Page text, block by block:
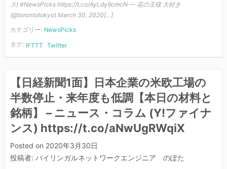
ス) #NewsPicks https://t.co/AyLdy9cmcN — 花の王様 大好き
(@torontotokyo) March 30, 2020[…]
カテゴリー: NewsPicks
タグ: IFTTT Twitter
【日経新聞1面】日本企業の米欧工場の
半数停止・来年度も低調【本日の材料と
銘柄】 – ニュース・コラム (Y!ファイナ
ンス) https://t.co/aNwUgRWqiX
Posted on 2020年3月30日
投稿者: バイリンガルネットワークエンジニア のぽた